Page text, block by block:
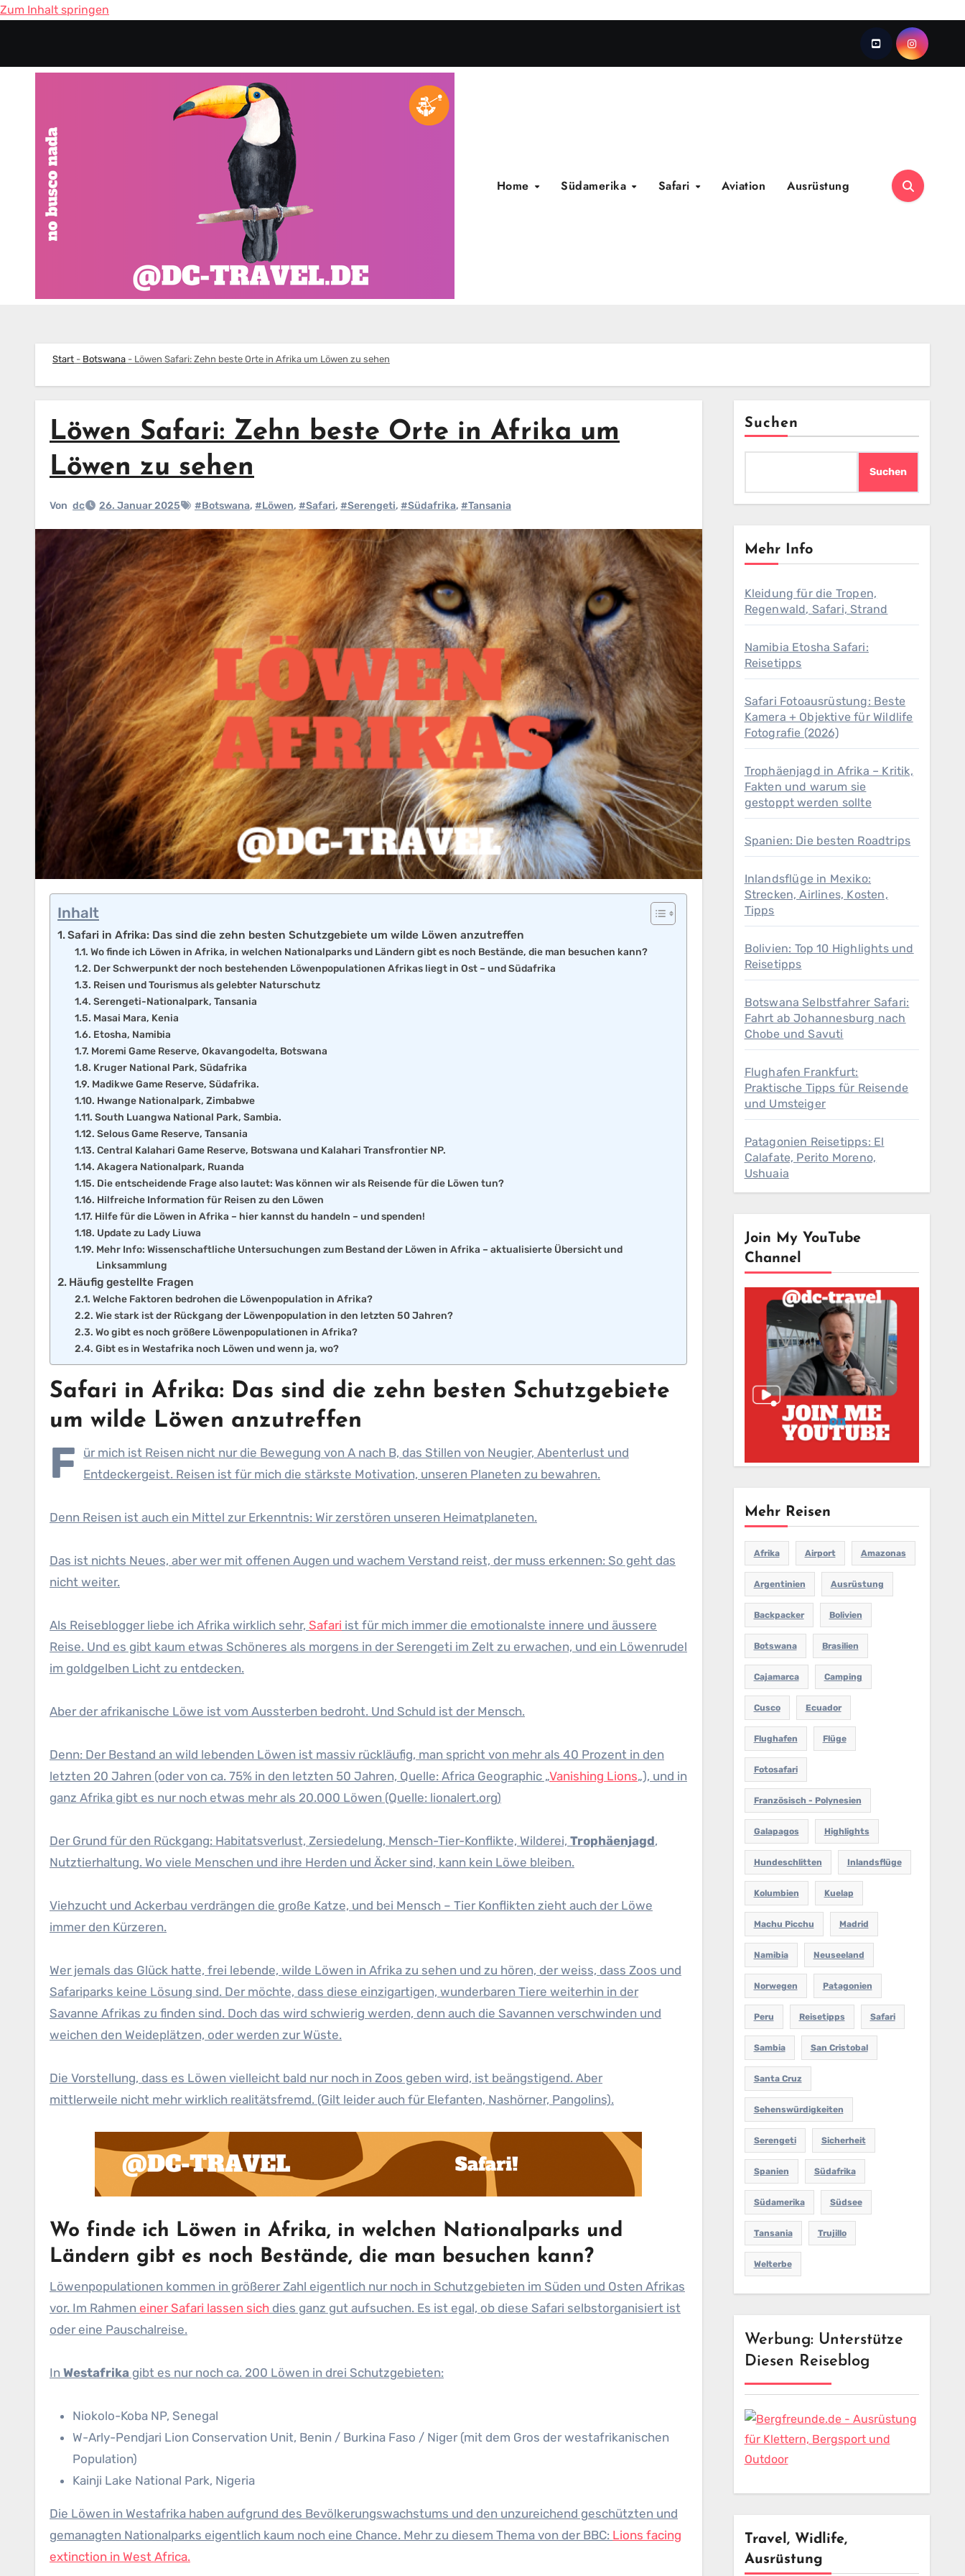
Zum Inhalt springen
Home Südamerika Safari Aviation Ausrüstung
Start - Botswana - Löwen Safari: Zehn beste Orte in Afrika um Löwen zu sehen
Löwen Safari: Zehn beste Orte in Afrika um
Löwen zu sehen
Von dc 26. Januar 2025 #Botswana, #Löwen, #Safari, #Serengeti, #Südafrika, #Tansania
Inhalt
Safari in Afrika: Das sind die zehn besten Schutzgebiete um wilde Löwen anzutreffen
Wo finde ich Löwen in Afrika, in welchen Nationalparks und Ländern gibt es noch Bestände, die man besuchen kann?
Der Schwerpunkt der noch bestehenden Löwenpopulationen Afrikas liegt in Ost – und Südafrika
Reisen und Tourismus als gelebter Naturschutz
Serengeti-Nationalpark, Tansania
Masai Mara, Kenia
Etosha, Namibia
Moremi Game Reserve, Okavangodelta, Botswana
Kruger National Park, Südafrika
Madikwe Game Reserve, Südafrika.
Hwange Nationalpark, Zimbabwe
South Luangwa National Park, Sambia.
Selous Game Reserve, Tansania
Central Kalahari Game Reserve, Botswana und Kalahari Transfrontier NP.
Akagera Nationalpark, Ruanda
Die entscheidende Frage also lautet: Was können wir als Reisende für die Löwen tun?
Hilfreiche Information für Reisen zu den Löwen
Hilfe für die Löwen in Afrika – hier kannst du handeln – und spenden!
Update zu Lady Liuwa
Mehr Info: Wissenschaftliche Untersuchungen zum Bestand der Löwen in Afrika – aktualisierte Übersicht und
Linksammlung
Häufig gestellte Fragen
Welche Faktoren bedrohen die Löwenpopulation in Afrika?
Wie stark ist der Rückgang der Löwenpopulation in den letzten 50 Jahren?
Wo gibt es noch größere Löwenpopulationen in Afrika?
Gibt es in Westafrika noch Löwen und wenn ja, wo?
Safari in Afrika: Das sind die zehn besten Schutzgebiete
um wilde Löwen anzutreffen
F
ür mich ist Reisen nicht nur die Bewegung von A nach B, das Stillen von Neugier, Abenterlust und
Entdeckergeist. Reisen ist für mich die stärkste Motivation, unseren Planeten zu bewahren.
Denn Reisen ist auch ein Mittel zur Erkenntnis: Wir zerstören unseren Heimatplaneten.
Das ist nichts Neues, aber wer mit offenen Augen und wachem Verstand reist, der muss erkennen: So geht das
nicht weiter.
Als Reiseblogger liebe ich Afrika wirklich sehr, Safari ist für mich immer die emotionalste innere und äussere
Reise. Und es gibt kaum etwas Schöneres als morgens in der Serengeti im Zelt zu erwachen, und ein Löwenrudel
im goldgelben Licht zu entdecken.
Aber der afrikanische Löwe ist vom Aussterben bedroht. Und Schuld ist der Mensch.
Denn: Der Bestand an wild lebenden Löwen ist massiv rückläufig, man spricht von mehr als 40 Prozent in den
letzten 20 Jahren (oder von ca. 75% in den letzten 50 Jahren, Quelle: Africa Geographic „Vanishing Lions„), und in
ganz Afrika gibt es nur noch etwas mehr als 20.000 Löwen (Quelle: lionalert.org)
Der Grund für den Rückgang: Habitatsverlust, Zersiedelung, Mensch-Tier-Konflikte, Wilderei, Trophäenjagd,
Nutztierhaltung. Wo viele Menschen und ihre Herden und Äcker sind, kann kein Löwe bleiben.
Viehzucht und Ackerbau verdrängen die große Katze, und bei Mensch – Tier Konflikten zieht auch der Löwe
immer den Kürzeren.
Wer jemals das Glück hatte, frei lebende, wilde Löwen in Afrika zu sehen und zu hören, der weiss, dass Zoos und
Safariparks keine Lösung sind. Der möchte, dass diese einzigartigen, wunderbaren Tiere weiterhin in der
Savanne Afrikas zu finden sind. Doch das wird schwierig werden, denn auch die Savannen verschwinden und
weichen den Weideplätzen, oder werden zur Wüste.
Die Vorstellung, dass es Löwen vielleicht bald nur noch in Zoos geben wird, ist beängstigend. Aber
mittlerweile nicht mehr wirklich realitätsfremd. (Gilt leider auch für Elefanten, Nashörner, Pangolins).
Wo finde ich Löwen in Afrika, in welchen Nationalparks und
Ländern gibt es noch Bestände, die man besuchen kann?
Löwenpopulationen kommen in größerer Zahl eigentlich nur noch in Schutzgebieten im Süden und Osten Afrikas
vor. Im Rahmen einer Safari lassen sich dies ganz gut aufsuchen. Es ist egal, ob diese Safari selbstorganisiert ist
oder eine Pauschalreise.
In Westafrika gibt es nur noch ca. 200 Löwen in drei Schutzgebieten:
Niokolo-Koba NP, Senegal
W-Arly-Pendjari Lion Conservation Unit, Benin / Burkina Faso / Niger (mit dem Gros der westafrikanischen
Population)
Kainji Lake National Park, Nigeria
Die Löwen in Westafrika haben aufgrund des Bevölkerungswachstums und den unzureichend geschützten und
gemanagten Nationalparks eigentlich kaum noch eine Chance. Mehr zu diesem Thema von der BBC: Lions facing
extinction in West Africa.
Suchen
Suchen
Mehr Info
Kleidung für die Tropen,
Regenwald, Safari, Strand
Namibia Etosha Safari:
Reisetipps
Safari Fotoausrüstung: Beste
Kamera + Objektive für Wildlife
Fotografie (2026)
Trophäenjagd in Afrika – Kritik,
Fakten und warum sie
gestoppt werden sollte
Spanien: Die besten Roadtrips
Inlandsflüge in Mexiko:
Strecken, Airlines, Kosten,
Tipps
Bolivien: Top 10 Highlights und
Reisetipps
Botswana Selbstfahrer Safari:
Fahrt ab Johannesburg nach
Chobe und Savuti
Flughafen Frankfurt:
Praktische Tipps für Reisende
und Umsteiger
Patagonien Reisetipps: El
Calafate, Perito Moreno,
Ushuaia
Join My YouTube
Channel
Mehr Reisen
Afrika Airport Amazonas
Argentinien Ausrüstung
Backpacker Bolivien
Botswana Brasilien
Cajamarca Camping
Cusco Ecuador
Flughafen Flüge
Fotosafari
Französisch - Polynesien
Galapagos Highlights
Hundeschlitten Inlandsflüge
Kolumbien Kuelap
Machu Picchu Madrid
Namibia Neuseeland
Norwegen Patagonien
Peru Reisetipps Safari
Sambia San Cristobal
Santa Cruz
Sehenswürdigkeiten
Serengeti Sicherheit
Spanien Südafrika
Südamerika Südsee
Tansania Trujillo
Welterbe
Werbung: Unterstütze
Diesen Reiseblog
Travel, Widlife,
Ausrüstung